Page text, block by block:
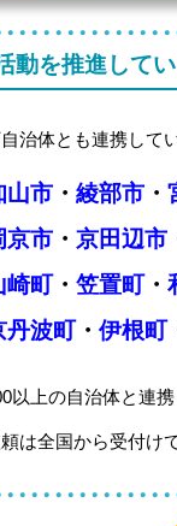
動を推進して
治体とも連携して
山市・ 綾部市・
京市・ 京田辺市
崎町・ 笠置町・
丹波町・ 伊根町
以上の自治体と連携
は全国から受付け